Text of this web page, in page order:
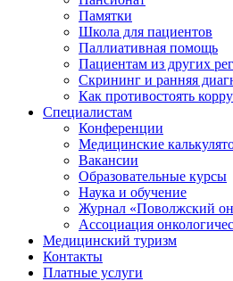
Памятки
Школа для пациентов
Паллиативная помощь
Пациентам из других
Скрининг и ранняя
Как противостоять
Специалистам
Конференции
Медицинские
Вакансии
Образовательные курсы
Наука и обучение
Журнал «Поволжский
Ассоциация
Медицинский туризм
Контакты
Платные услуги